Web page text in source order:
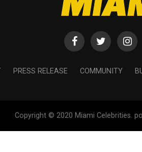
PRESS RELEASE COMMUNITY
Copyright © 2020 Miami Celebrities.